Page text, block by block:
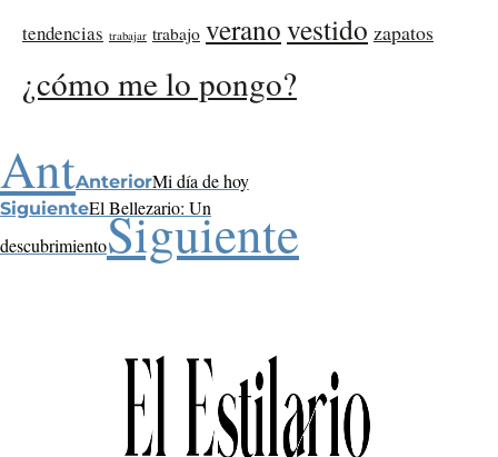
tendencias trabajar trabajo veranovestido zapatos
¿cómo me lo pongo?
AntAnteriorMi día de hoy
SiguienteEl Bellezario: Un
descubrimientoSiguiente